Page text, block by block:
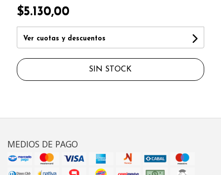
$5.130,00
Ver cuotas y descuentos
SIN STOCK
MEDIOS DE PAGO